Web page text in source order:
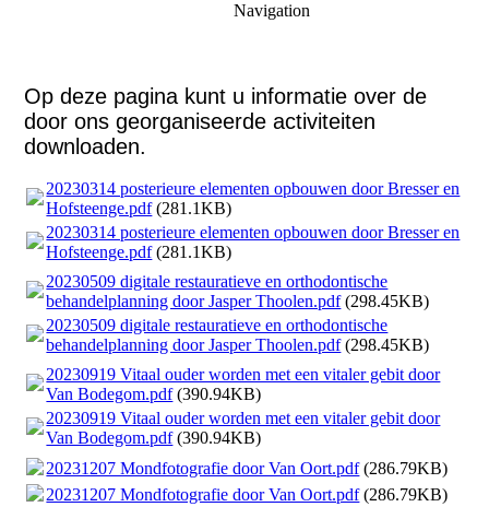
Navigation
Op deze pagina kunt u informatie over de
door ons georganiseerde activiteiten
downloaden.
20230314 posterieure elementen opbouwen door Bresser en
Hofsteenge.pdf(281.1KB)
20230314 posterieure elementen opbouwen door Bresser en
Hofsteenge.pdf(281.1KB)
20230509 digitale restauratieve en orthodontische
behandelplanning door Jasper Thoolen.pdf(298.45KB)
20230509 digitale restauratieve en orthodontische
behandelplanning door Jasper Thoolen.pdf(298.45KB)
20230919 Vitaal ouder worden met een vitaler gebit door
Van Bodegom.pdf(390.94KB)
20230919 Vitaal ouder worden met een vitaler gebit door
Van Bodegom.pdf(390.94KB)
20231207 Mondfotografie door Van Oort.pdf(286.79KB)
20231207 Mondfotografie door Van Oort.pdf(286.79KB)